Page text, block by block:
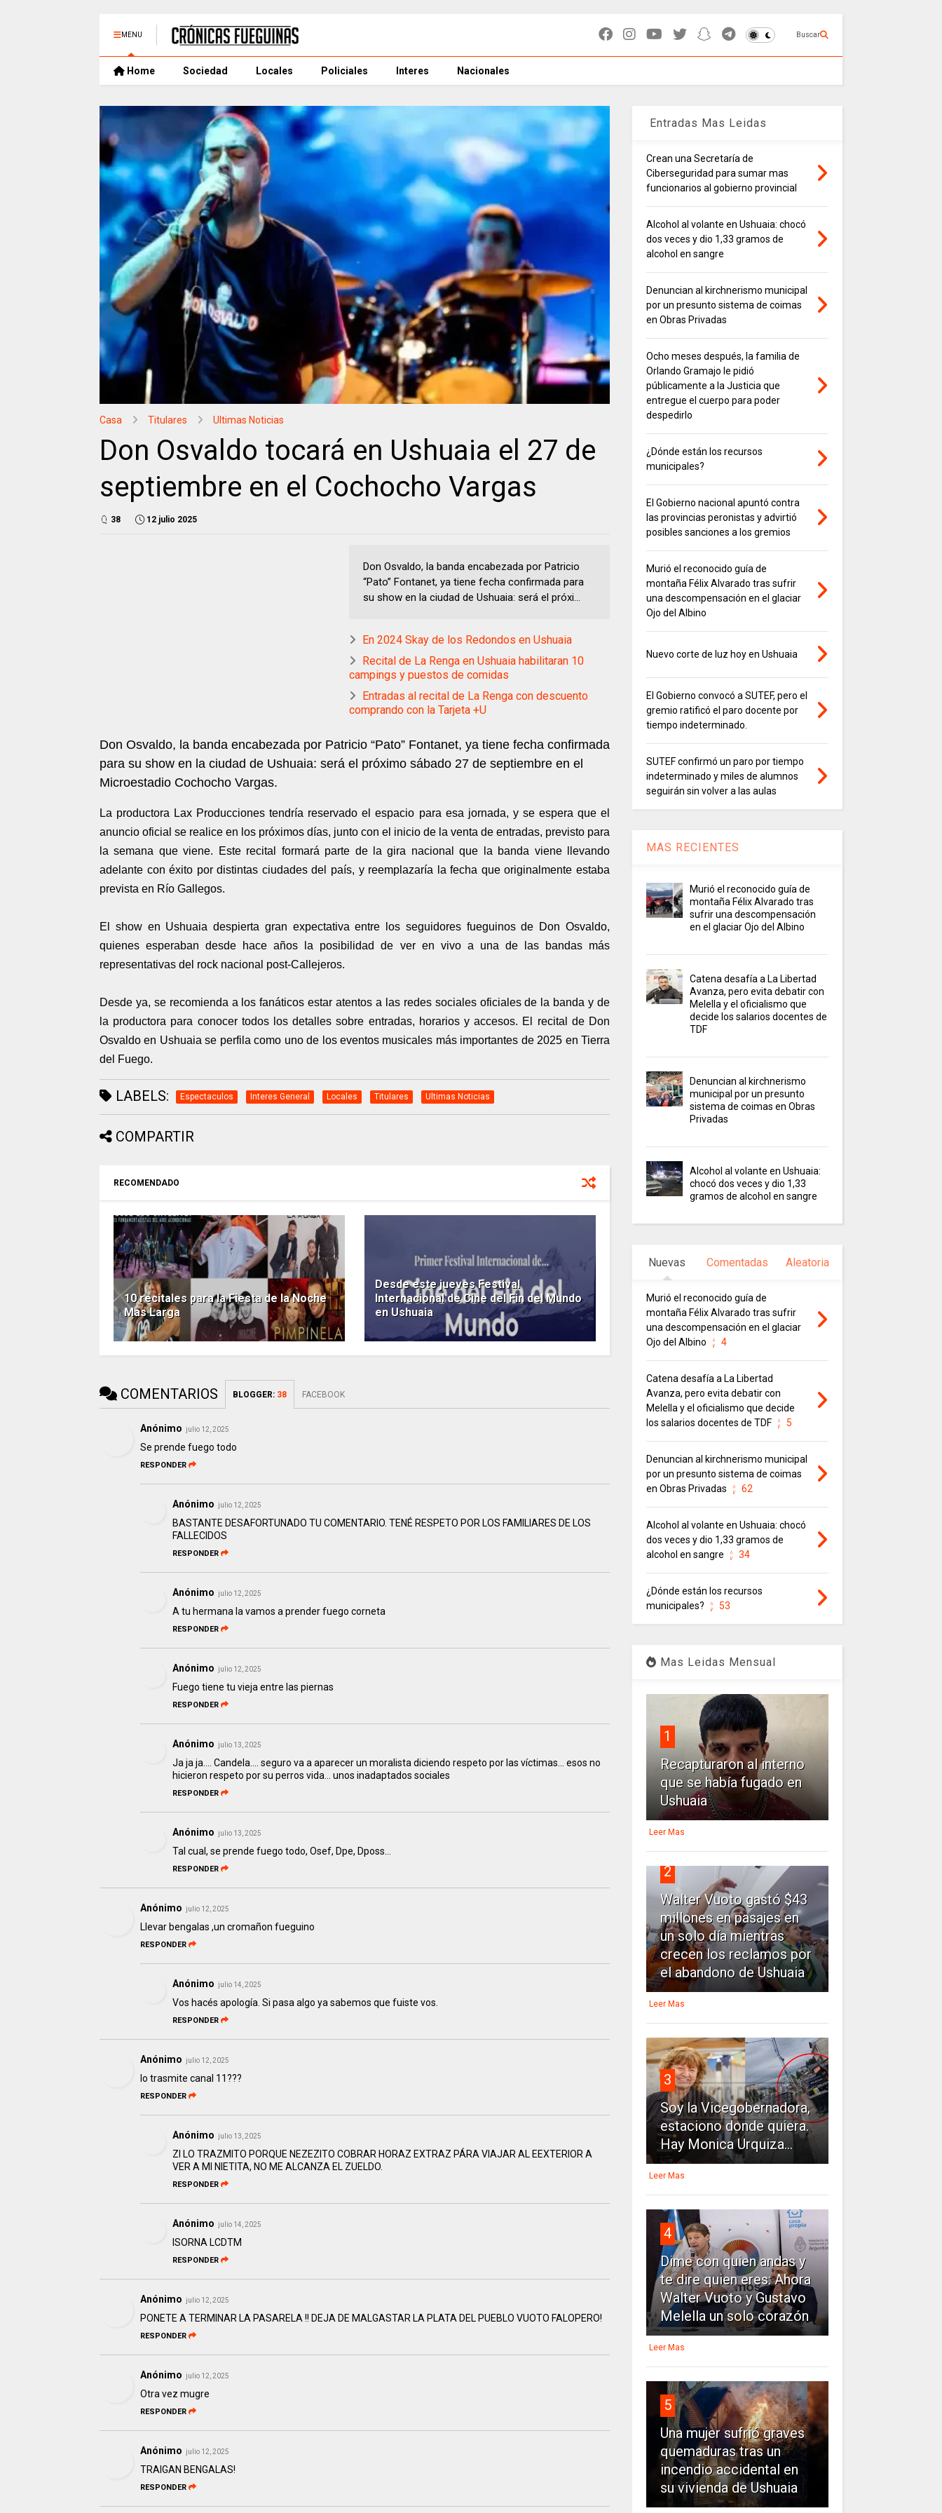
MENU Buscar
Home Sociedad Locales Policiales Interes Nacionales
Casa Titulares Ultimas Noticias
Don Osvaldo tocará en Ushuaia el 27 de
septiembre en el Cochocho Vargas
38 12 julio 2025
Don Osvaldo, la banda encabezada por Patricio
“Pato” Fontanet, ya tiene fecha confirmada para
su show en la ciudad de Ushuaia: será el próxi...
En 2024 Skay de los Redondos en Ushuaia
Recital de La Renga en Ushuaia habilitaran 10
campings y puestos de comidas
Entradas al recital de La Renga con descuento
comprando con la Tarjeta +U
Don Osvaldo, la banda encabezada por Patricio “Pato” Fontanet, ya tiene fecha confirmada
para su show en la ciudad de Ushuaia: será el próximo sábado 27 de septiembre en el
Microestadio Cochocho Vargas.
La productora Lax Producciones tendría reservado el espacio para esa jornada, y se espera que el
anuncio oficial se realice en los próximos días, junto con el inicio de la venta de entradas, previsto para
la semana que viene. Este recital formará parte de la gira nacional que la banda viene llevando
adelante con éxito por distintas ciudades del país, y reemplazaría la fecha que originalmente estaba
prevista en Río Gallegos.
El show en Ushuaia despierta gran expectativa entre los seguidores fueguinos de Don Osvaldo,
quienes esperaban desde hace años la posibilidad de ver en vivo a una de las bandas más
representativas del rock nacional post-Callejeros.
Desde ya, se recomienda a los fanáticos estar atentos a las redes sociales oficiales de la banda y de
la productora para conocer todos los detalles sobre entradas, horarios y accesos. El recital de Don
Osvaldo en Ushuaia se perfila como uno de los eventos musicales más importantes de 2025 en Tierra
del Fuego.
LABELS: Espectaculos Interes General Locales Titulares Ultimas Noticias
COMPARTIR
RECOMENDADO
10 recitales para la Fiesta de la Noche
Mas Larga
Desde este jueves Festival
Internacional de Cine del Fin del Mundo
en Ushuaia
COMENTARIOS BLOGGER: 38 FACEBOOK
Anónimo julio 12, 2025
Se prende fuego todo
RESPONDER
Anónimo julio 12, 2025
BASTANTE DESAFORTUNADO TU COMENTARIO. TENÉ RESPETO POR LOS FAMILIARES DE LOS
FALLECIDOS
RESPONDER
Anónimo julio 12, 2025
A tu hermana la vamos a prender fuego corneta
RESPONDER
Anónimo julio 12, 2025
Fuego tiene tu vieja entre las piernas
RESPONDER
Anónimo julio 13, 2025
Ja ja ja.... Candela.... seguro va a aparecer un moralista diciendo respeto por las víctimas... esos no
hicieron respeto por su perros vida... unos inadaptados sociales
RESPONDER
Anónimo julio 13, 2025
Tal cual, se prende fuego todo, Osef, Dpe, Dposs...
RESPONDER
Anónimo julio 12, 2025
Llevar bengalas ,un cromañon fueguino
RESPONDER
Anónimo julio 14, 2025
Vos hacés apología. Si pasa algo ya sabemos que fuiste vos.
RESPONDER
Anónimo julio 12, 2025
lo trasmite canal 11???
RESPONDER
Anónimo julio 13, 2025
ZI LO TRAZMITO PORQUE NEZEZITO COBRAR HORAZ EXTRAZ PÁRA VIAJAR AL EEXTERIOR A
VER A MI NIETITA, NO ME ALCANZA EL ZUELDO.
RESPONDER
Anónimo julio 14, 2025
ISORNA LCDTM
RESPONDER
Anónimo julio 12, 2025
PONETE A TERMINAR LA PASARELA !! DEJA DE MALGASTAR LA PLATA DEL PUEBLO VUOTO FALOPERO!
RESPONDER
Anónimo julio 12, 2025
Otra vez mugre
RESPONDER
Anónimo julio 12, 2025
TRAIGAN BENGALAS!
RESPONDER
Entradas Mas Leidas
Crean una Secretaría de
Ciberseguridad para sumar mas
funcionarios al gobierno provincial
Alcohol al volante en Ushuaia: chocó
dos veces y dio 1,33 gramos de
alcohol en sangre
Denuncian al kirchnerismo municipal
por un presunto sistema de coimas
en Obras Privadas
Ocho meses después, la familia de
Orlando Gramajo le pidió
públicamente a la Justicia que
entregue el cuerpo para poder
despedirlo
¿Dónde están los recursos
municipales?
El Gobierno nacional apuntó contra
las provincias peronistas y advirtió
posibles sanciones a los gremios
Murió el reconocido guía de
montaña Félix Alvarado tras sufrir
una descompensación en el glaciar
Ojo del Albino
Nuevo corte de luz hoy en Ushuaia
El Gobierno convocó a SUTEF, pero el
gremio ratificó el paro docente por
tiempo indeterminado.
SUTEF confirmó un paro por tiempo
indeterminado y miles de alumnos
seguirán sin volver a las aulas
MAS RECIENTES
Murió el reconocido guía de
montaña Félix Alvarado tras
sufrir una descompensación
en el glaciar Ojo del Albino
Catena desafía a La Libertad
Avanza, pero evita debatir con
Melella y el oficialismo que
decide los salarios docentes de
TDF
Denuncian al kirchnerismo
municipal por un presunto
sistema de coimas en Obras
Privadas
Alcohol al volante en Ushuaia:
chocó dos veces y dio 1,33
gramos de alcohol en sangre
Nuevas Comentadas Aleatoria
Murió el reconocido guía de
montaña Félix Alvarado tras sufrir
una descompensación en el glaciar
Ojo del Albino
4
Catena desafía a La Libertad
Avanza, pero evita debatir con
Melella y el oficialismo que decide
los salarios docentes de TDF
5
Denuncian al kirchnerismo municipal
por un presunto sistema de coimas
en Obras Privadas
62
Alcohol al volante en Ushuaia: chocó
dos veces y dio 1,33 gramos de
alcohol en sangre
34
¿Dónde están los recursos
municipales?
53
Mas Leidas Mensual
1
Recapturaron al interno
que se había fugado en
Ushuaia
Leer Mas
2
Walter Vuoto gastó $43
millones en pasajes en
un solo día mientras
crecen los reclamos por
el abandono de Ushuaia
Leer Mas
3
Soy la Vicegobernadora,
estaciono donde quiera.
Hay Monica Urquiza...
Leer Mas
4
Dime con quien andas y
te dire quien eres: Ahora
Walter Vuoto y Gustavo
Melella un solo corazón
Leer Mas
5
Una mujer sufrió graves
quemaduras tras un
incendio accidental en
su vivienda de Ushuaia